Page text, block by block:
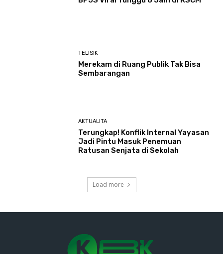
TELISIK
Merekam di Ruang Publik Tak Bisa
Sembarangan
AKTUALITA
Terungkap! Konflik Internal Yayasan
Jadi Pintu Masuk Penemuan
Ratusan Senjata di Sekolah
Load more